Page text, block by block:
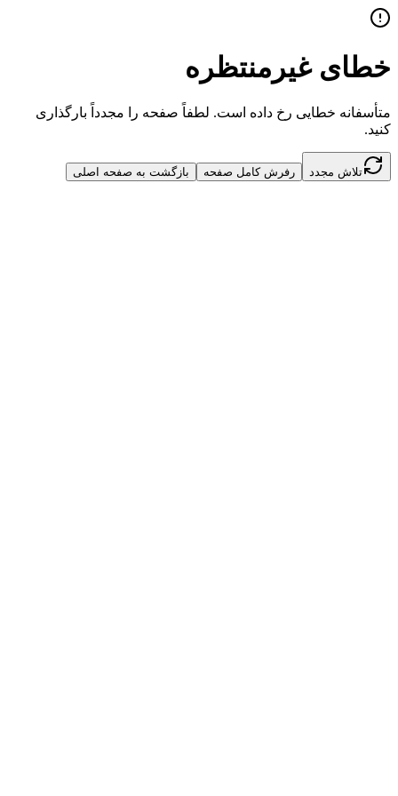
خطای غیرمنتظره
متأسفانه خطایی رخ داده است. لطفاً صفحه را مجدداً بارگذاری
کنید.
تلاش مجدد رفرش کامل صفحه بازگشت به صفحه اصلی